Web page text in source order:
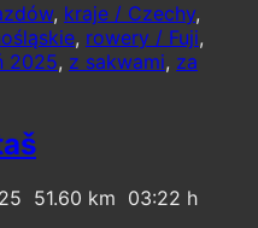
, kraje / Czechy,
, rowery / Fuji,
2025, z sakwami, za
51.60
03:22